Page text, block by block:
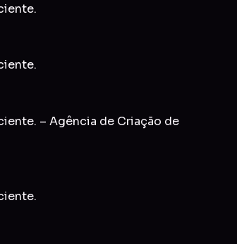
– Agência de Criação de